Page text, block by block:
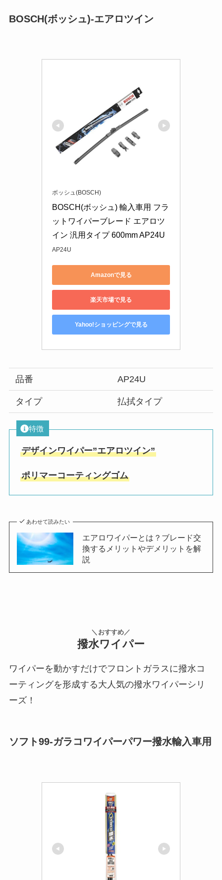
BOSCH(ボッシュ)-エアロツイン
ボッシュ(BOSCH)
BOSCH(ボッシュ) 輸入車用 フラ
ットワイパーブレード エアロツ
イン 汎用タイプ 600mm AP24U
AP24U
Amazonで見る
楽天市場で見る
Yahoo!ショッピングで見る
品番 AP24U
タイプ 払拭タイプ
特徴
デザインワイパー”エアロツイン”
ポリマーコーティングゴム
あわせて読みたい
エアロワイパーとは？ブレード交
換するメリットやデメリットを解
説
＼おすすめ／
撥水ワイパー
ワイパーを動かすだけでフロントガラスに撥水コ
ーティングを形成する大人気の撥水ワイパーシリ
ーズ！
ソフト99-ガラコワイパーパワー撥水輸入車用